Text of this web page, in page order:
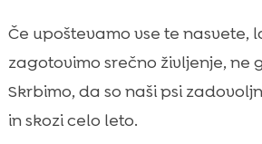
Če upoštevamo vse te nasvete,
zagotovimo srečno življenje, ne
Skrbimo, da so naši psi
in skozi celo leto.